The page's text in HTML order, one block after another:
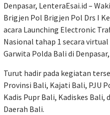
Denpasar, LenteraEsai.id –
Brigjen Pol Brigjen Pol Drs I
acara Launching Electronic
Nasional tahap 1 secara virtual
Garwita Polda Bali di
Turut hadir pada kegiatan
Provinsi Bali, Kajati Bali, PJU
Kadis Pupr Bali, Kadiskes Bali,
Daerah Bali.